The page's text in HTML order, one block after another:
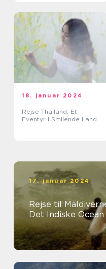
18. januar 2024
Rejse Thailand: Et
Eventyr i Smilende Land
17. januar 2024
Rejse til
Det Indiske Ocean